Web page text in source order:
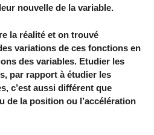
nouvelle de la variable.
la réalité et on trouvé
variations de ces fonctions en
des variables. Etudier les
par rapport à étudier les
c’est aussi différent que
de la position ou l’accélération